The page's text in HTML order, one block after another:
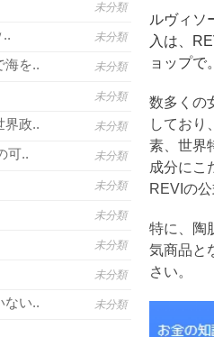
未分類
.. 未分類
海を.. 未分類
未分類
界政.. 未分類
可.. 未分類
未分類
未分類
未分類
未分類
ない.. 未分類
ルヴィソ
入は、
ョップで。
数多くの
しており
素、世界
成分にこ
REVIの
特に、陶
気商品と
さい。